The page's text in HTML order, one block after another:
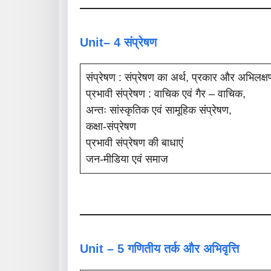
Unit– 4 संप्रेषण
संप्रेषण : संप्रेषण का अर्थ, प्रकार और
प्रभावी संप्रेषण : वाचिक एवं गैर – वाचिक,
अन्तः सांस्कृतिक एवं सामूहिक संप्रेषण,
कक्षा-संप्रेषण
प्रभावी संप्रेषण की बाधाएं
जन-मीडिया एवं समाज
Unit – 5 गणितीय तर्क और अभिवृत्ति